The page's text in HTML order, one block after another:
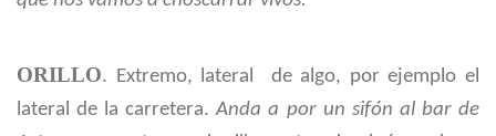
ORILLO. Extremo, lateral de algo, por ejemplo el
lateral de la carretera.Anda a por un sifón al bar de